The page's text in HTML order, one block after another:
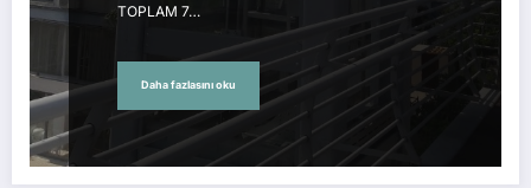
TOPLAM 7…
Daha fazlasını oku